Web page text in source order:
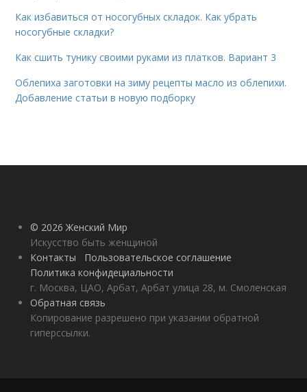
Как избавиться от носогубных складок. Как убрать
носогубные складки?
Как сшить тунику своими руками из платков. Вариант 3
Облепиха заготовки на зиму рецепты масло из облепихи.
Добавление статьи в новую подборку
© 2026 Женский Мир
Искусство быть женщиной
Контакты
Пользовательское соглашение
Политика конфидециальности
г. Москва, ЦАО, Арбат, Арбат улица 28, м. Смоленская
Обратная связь
Копирование разрешено при указании обратной
гиперссылки.